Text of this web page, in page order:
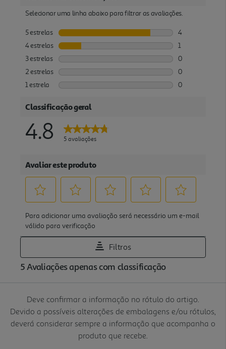
Deve confirmar a informação no rótulo do artigo.
Devido a possíveis alterações de embalagens e/ou rótulos,
deverá considerar sempre a informação que acompanha o
produto que recebe.